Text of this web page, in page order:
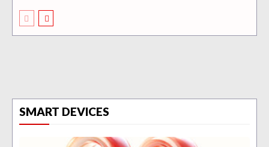
SMART DEVICES